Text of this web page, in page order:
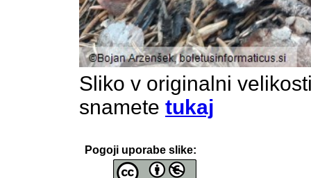
Sliko v originalni
snamete tukaj
Pogoji uporabe slike: